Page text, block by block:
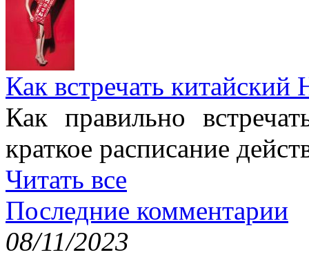
Как встречать китайский
Как правильно
краткое расписание
Читать все
Последние комментарии
08/11/2023